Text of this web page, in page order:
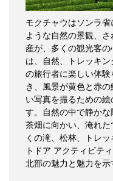
モクチャウはソンラ
ような自然の景観、
産が、多くの観光客
は、自然、トレッキ
の旅行者に楽しい体
き、風景が黄色と赤
い写真を撮るための
す。自然の中で静か
茶畑に向かい、淹れ
くの滝、松林、トレ
トドア アクティビテ
北部の魅力と魅力を示